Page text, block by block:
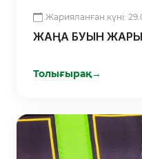
Жарияланған күні:
ЖАҢА БУЫН
Толығырақ→